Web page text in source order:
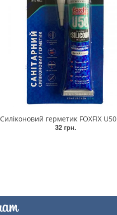
Силіконовий герметик FOXFIX U50 50ml САНІТАРНИЙ БІЛИЙ
32 грн.